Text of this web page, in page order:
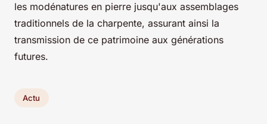
les modénatures en pierre jusqu'aux assemblages
traditionnels de la charpente, assurant ainsi la
transmission de ce patrimoine aux générations
futures.
Actu